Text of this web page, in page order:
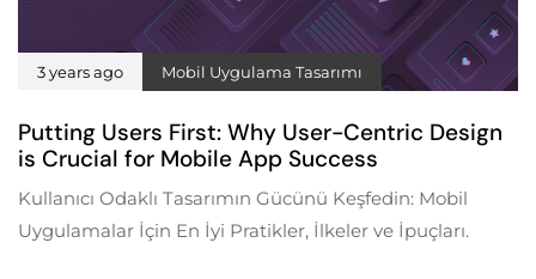
3 years ago Mobil Uygulama Tasarımı
Putting Users First: Why User-Centric Design
is Crucial for Mobile App Success
Kullanıcı Odaklı Tasarımın Gücünü Keşfedin: Mobil
Uygulamalar İçin En İyi Pratikler, İlkeler ve İpuçları.